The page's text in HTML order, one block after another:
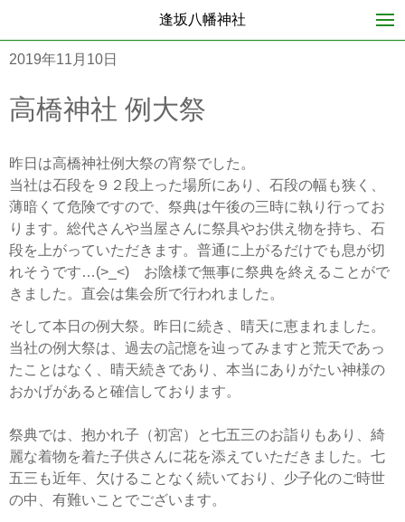
逢坂八幡神社
2019年11月10日
高橋神社 例大祭
昨日は高橋神社例大祭の宵祭でした。
当社は石段を９２段上った場所にあり、石段の幅も狭く、
薄暗くて危険ですので、祭典は午後の三時に執り行ってお
ります。総代さんや当屋さんに祭具やお供え物を持ち、石
段を上がっていただきます。普通に上がるだけでも息が切
れそうです…(>_<) お陰様で無事に祭典を終えることがで
きました。直会は集会所で行われました。
そして本日の例大祭。昨日に続き、晴天に恵まれました。
当社の例大祭は、過去の記憶を辿ってみますと荒天であっ
たことはなく、晴天続きであり、本当にありがたい神様の
おかげがあると確信しております。
祭典では、抱かれ子（初宮）と七五三のお詣りもあり、綺
麗な着物を着た子供さんに花を添えていただきました。七
五三も近年、欠けることなく続いており、少子化のご時世
の中、有難いことでございます。